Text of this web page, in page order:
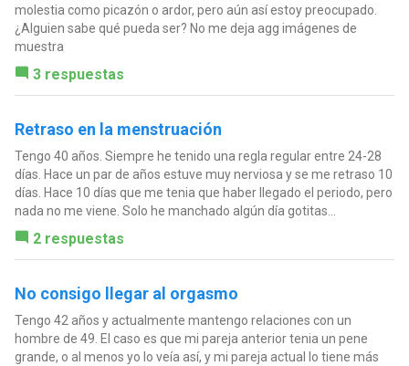
molestia como picazón o ardor, pero aún así estoy preocupado.
¿Alguien sabe qué pueda ser? No me deja agg imágenes de
muestra
3 respuestas
Retraso en la menstruación
Tengo 40 años. Siempre he tenido una regla regular entre 24-28
días. Hace un par de años estuve muy nerviosa y se me retraso 10
días. Hace 10 días que me tenia que haber llegado el periodo, pero
nada no me viene. Solo he manchado algún día gotitas...
2 respuestas
No consigo llegar al orgasmo
Tengo 42 años y actualmente mantengo relaciones con un
hombre de 49. El caso es que mi pareja anterior tenia un pene
grande, o al menos yo lo veía así, y mi pareja actual lo tiene más